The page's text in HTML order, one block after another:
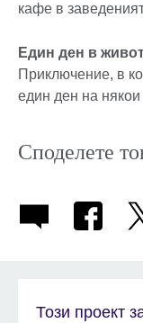
кафе в
Един ден в
Приключение, в
един ден на
Споделете
Този проект